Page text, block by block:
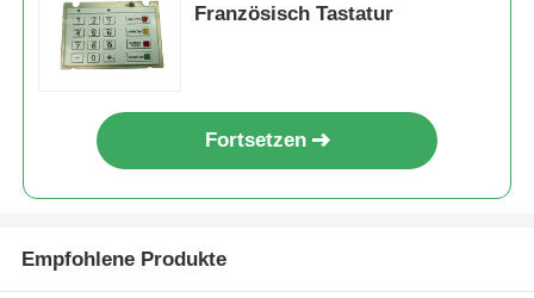
Französisch Tastatur
Fortsetzen
Empfohlene Produkte